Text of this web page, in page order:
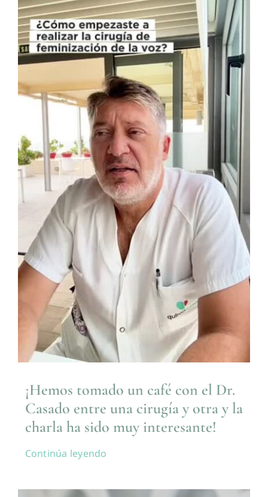
¡Hemos tomado un café con el Dr.
Casado entre una cirugía y otra y la
charla ha sido muy interesante!
Continúa leyendo